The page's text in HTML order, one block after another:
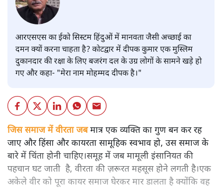
आरएसएस का ईको सिस्टम हिंदुओं में मानवता जैसी अच्छाई का
दमन क्यों करना चाहता है? कोटद्वार में दीपक कुमार एक मुस्लिम
दुकानदार की रक्षा के लिए बजरंग दल के उग्र लोगों के सामने खड़े हो
गए और कहा- "मेरा नाम मोहम्मद दीपक है।"
जिस समाज में वीरता जबमात्र एक व्यक्ति का गुण बन कर रह
जाए और हिंसा और कायरता सामूहिक स्वभाव हो, उस समाज के
बारे में चिंता होनी चाहिए।समूह में जब मामूली इंसानियत की
पहचान घट जाती है, वीरता की ज़रूरत महसूस होने लगती है।एक
अकेले वीर को पूरा कायर समाज घेरकर मार डालता है क्योंकि वह